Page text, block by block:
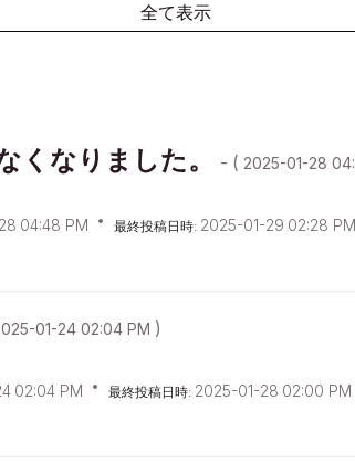
全て表示
くなりました。 - ( ‎2025-01-28
04:48 PM 最終投稿日時: ‎2025-01-29 02:28 PM
01-24 02:04 PM )
02:04 PM 最終投稿日時: ‎2025-01-28 02:00 PM